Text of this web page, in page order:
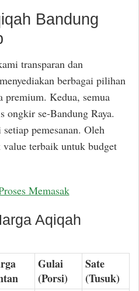
Bandung
transparan dan
berbagai pilihan
premium. Kedua, semua
ongkir se-Bandung Raya.
pemesanan. Oleh
terbaik untuk budget
Memasak
Aqiqah
Gulai
(Porsi)
Sate
(Tusuk)